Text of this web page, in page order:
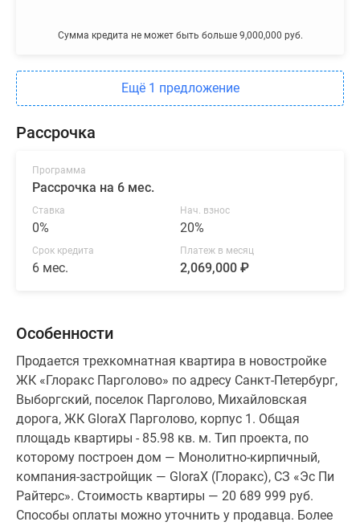
Сумма кредита не может быть больше 9,000,000 руб.
Ещё 1 предложение
Рассрочка
Программа
Рассрочка на 6 мес.
Ставка
0%
Нач. взнос
20%
Срок кредита
6 мес.
Платеж в месяц
2,069,000 ₽
Особенности
Продается трехкомнатная квартира в новостройке
ЖК «Глоракс Парголово» по адресу Санкт-Петербург,
Выборгский, поселок Парголово, Михайловская
дорога, ЖК GloraX Парголово, корпус 1. Общая
площадь квартиры - 85.98 кв. м. Тип проекта, по
которому построен дом — Монолитно-кирпичный,
компания-застройщик — GloraX (Глоракс), СЗ «Эс Пи
Райтерс». Стоимость квартиры — 20 689 999 руб.
Способы оплаты можно уточнить у продавца. Более